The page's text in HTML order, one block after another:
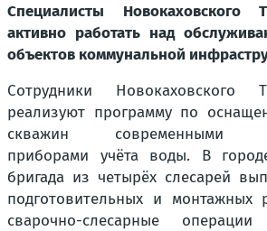
Специалисты Новокаховского
активно работать над
объектов коммунальной
Сотрудники Новокаховского
реализуют программу по
скважин современными
приборами учёта воды. В
бригада из четырёх слесарей
подготовительных и монтажных
сварочно-слесарные